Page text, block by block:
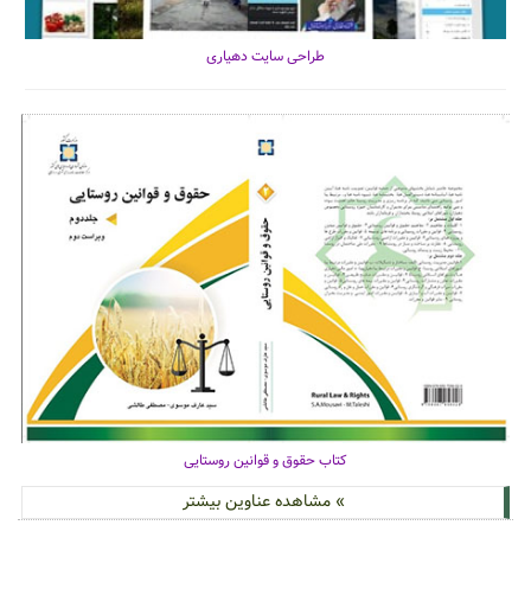
طراحی سایت دهیاری
کتاب حقوق و قوانین روستایی
» مشاهده عناوین بیشتر